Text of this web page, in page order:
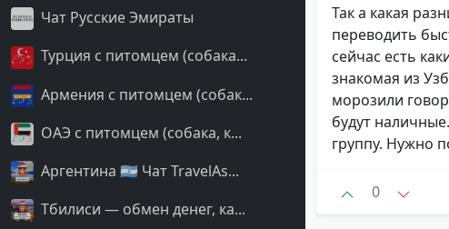
Чат Русские Эмираты
Турция с питомцем (собака...
Армения с питомцем (собак...
ОАЭ с питомцем (собака, к...
Аргентина 🇦🇷 Чат TravelAs...
Тбилиси — обмен денег, ка...
Так а какая
переводить
сейчас есть
знакомая из
морозили
будут
группу. Нужно
0